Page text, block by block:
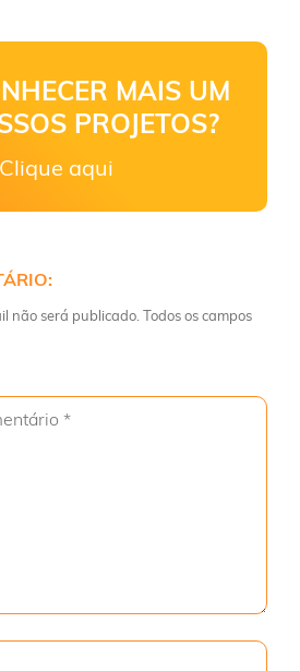
MAIS UM
PROJETOS?
Clique aqui
não será publicado. Todos os campos